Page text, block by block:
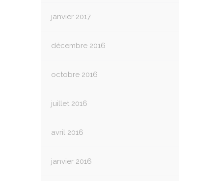
janvier 2017
décembre 2016
octobre 2016
juillet 2016
avril 2016
janvier 2016